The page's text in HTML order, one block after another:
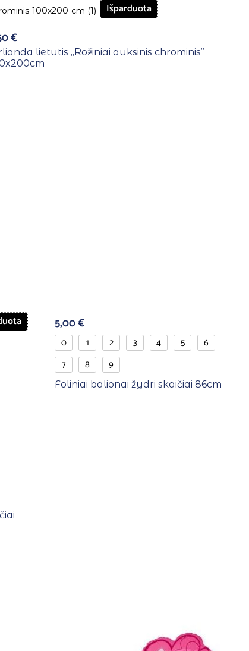
Išparduota
€
lietutis ,,Rožiniai auksinis chrominis”
5,00€
0 1 2 3 4 5
6
7
8 9
Foliniai balionai žydri skaičiai 86cm